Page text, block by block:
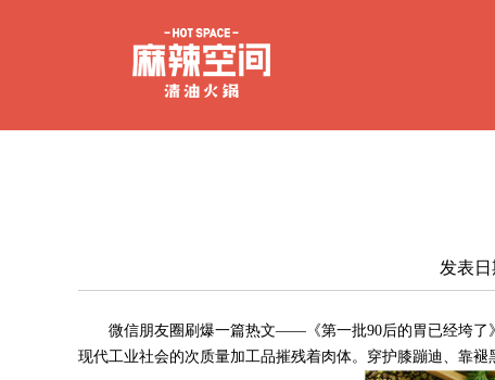
发表
微信朋友圈刷爆一篇热文—— 《第一批90后的胃已经垮了》
现代工业社会的次质量加工品摧残着肉体。穿护膝蹦迪、靠